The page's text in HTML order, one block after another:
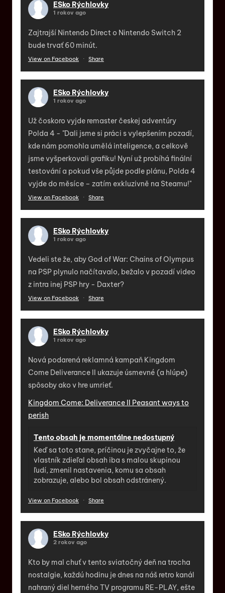
ESko Rýchlovky
1 rokov ago
Zajtrajší Nintendo Direct o Nintendo Switch 2
bude trvať 60 minút.
View on Facebook · Share
ESko Rýchlovky
1 rokov ago
Už čoskoro vyjde remaster českej adventúry
Polda 4 - "Dali jsme si práci s vylepšením pozadí,
kde nám pomohla umělá inteligence, a celkově
jsme vyšperkovali grafiku! Nyní už probíhá finální
testování a pokud vše půjde podle plánu, Polda 4
vyjde do měsíce – zatím exkluzivně na Steamu!"
View on Facebook · Share
ESko Rýchlovky
1 rokov ago
Vedeli ste že, aby God of War: Chains of Olympus
na PSP plynulo načítavalo, bežalo v pozadí video
z intra inej PSP hry - Daxter?
View on Facebook · Share
ESko Rýchlovky
1 rokov ago
Nová podarená reklamná kampaň Kingdom
Come Deliverance II ukazuje úsmevné (a hlúpe)
spôsoby ako v hre umrieť.
Kingdom Come: Deliverance II Peasant ways to
perish
Tento obsah je momentálne nedostupný
Keď sa toto stane, príčinou je zvyčajne to, že
vlastník zdieľal obsah iba s malou skupinou
ľudí, zmenil nastavenia, komu sa obsah
zobrazuje, alebo bol obsah odstránený.
View on Facebook · Share
ESko Rýchlovky
2 rokov ago
Kto by mal chuť v tento sviatočný deň na trocha
nostalgie, každú hodinu je dnes na náš retro kanál
nahraný diel herného TV programu RE-PLAY, ešte